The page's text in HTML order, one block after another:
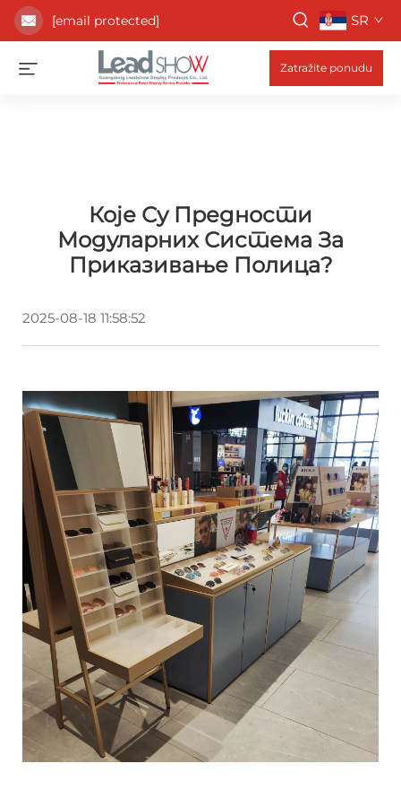
[email protected] SR
Zatražite ponudu
Које Су Предности
Модуларних Система За
Приказивање Полица?
2025-08-18 11:58:52